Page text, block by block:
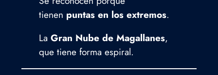
tienen puntas en los extremos.
La Gran Nube de Magallanes,
que tiene forma espiral.